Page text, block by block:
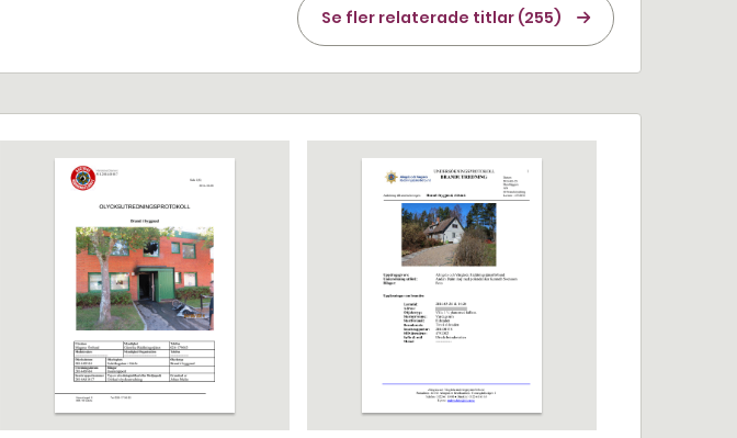
Se fler relaterade titlar (255)